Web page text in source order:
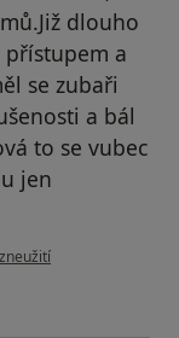
dlouho
přístupem a
se zubaři
a bál
to se vubec
jen
uživatele Váš účet